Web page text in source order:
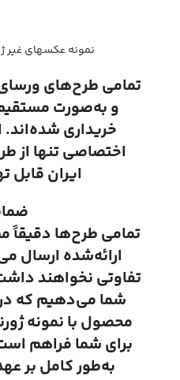
نمونه عکسهای غیر
تمامی طرح‌های
و به‌صورت
خریداری
اختصاصی تنها از
ایران قابل
تمامی طرح‌ها دقیقاً
ارائه‌شده ارسال
تفاوتی نخواهند
شما می‌دهیم که
محصول با نمونه
برای شما فراهم
به‌طور کامل بر